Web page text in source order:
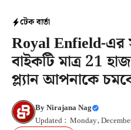
টেক বার্তা
Royal Enfield-এর
বাইকটি মাত্র 21
প্ল্যান আপনাকে
ByNirajana Nag
Updated : Monday,